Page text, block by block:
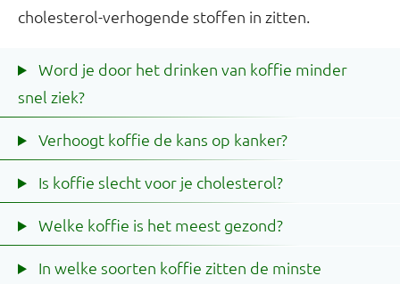
cholesterol-verhogende stoffen in zitten.
Word je door het drinken van koffie minder
snel ziek?
Verhoogt koffie de kans op kanker?
Is koffie slecht voor je cholesterol?
Welke koffie is het meest gezond?
In welke soorten koffie zitten de minste